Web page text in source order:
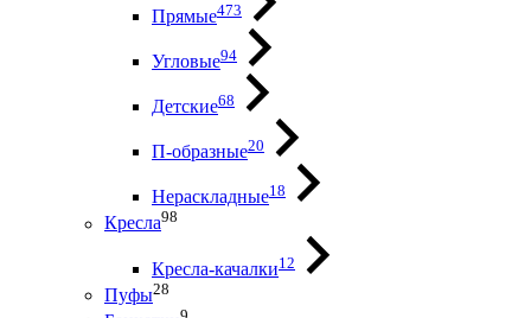
Прямые473
Угловые94
Детские68
П-образные20
Нераскладные18
Кресла98
Кресла-качалки12
Пуфы28